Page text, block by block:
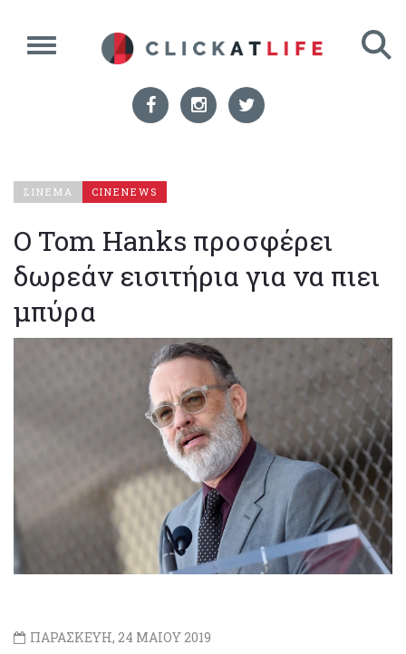
ΣΙΝΕΜΑ CINENEWS
O Tom Hanks προσφέρει
δωρεάν εισιτήρια για να πιει
μπύρα
ΠΑΡΑΣΚΕΥΗ, 24 ΜΑΙΟΥ 2019